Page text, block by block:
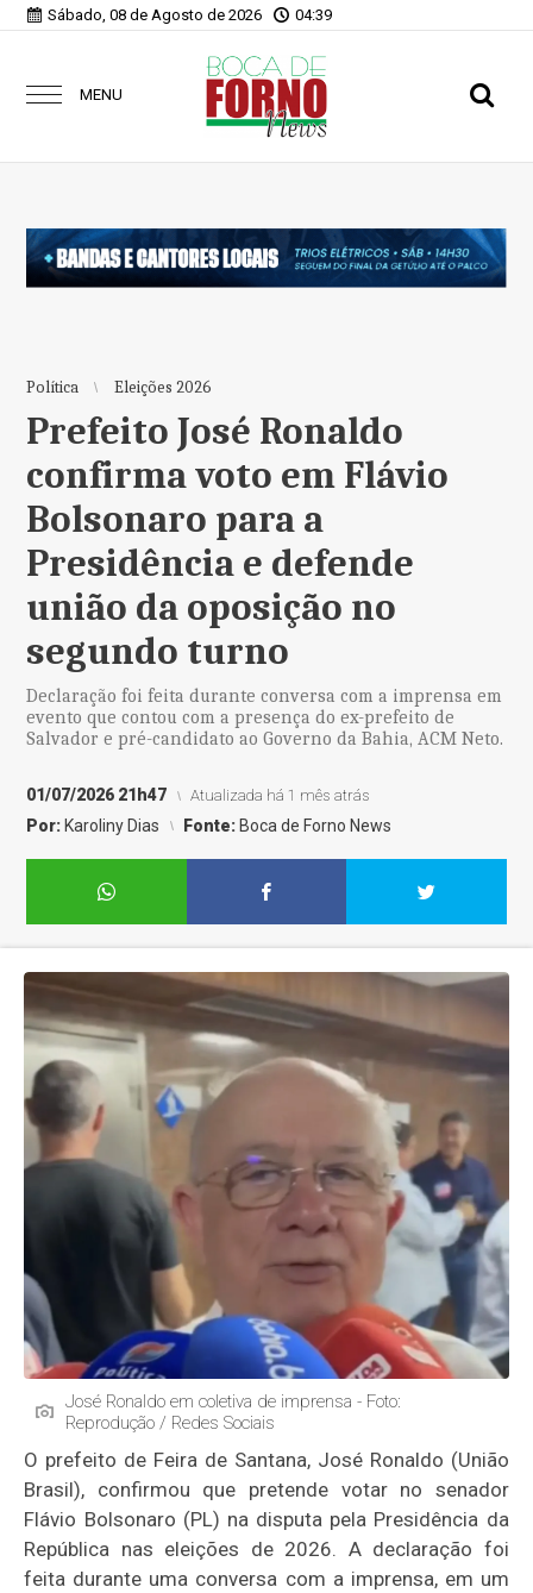
Sábado, 08 de Agosto de 2026 04:39
MENU
Política Eleições 2026
Prefeito José Ronaldo
confirma voto em Flávio
Bolsonaro para a
Presidência e defende
união da oposição no
segundo turno
Declaração foi feita durante conversa com a imprensa em
evento que contou com a presença do ex-prefeito de
Salvador e pré-candidato ao Governo da Bahia, ACM Neto.
01/07/2026 21h47 Atualizada há 1 mês atrás
Por: Karoliny Dias Fonte: Boca de Forno News
José Ronaldo em coletiva de imprensa - Foto:
Reprodução / Redes Sociais
O prefeito de Feira de Santana, José Ronaldo (União
Brasil), confirmou que pretende votar no senador
Flávio Bolsonaro (PL) na disputa pela Presidência da
República nas eleições de 2026. A declaração foi
feita durante uma conversa com a imprensa, em um